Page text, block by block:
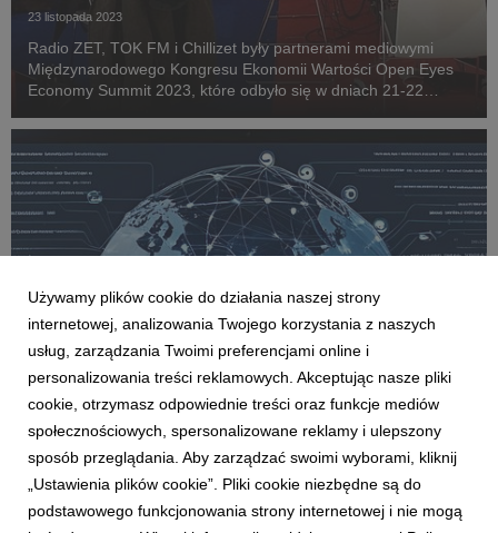
23 listopada 2023
Radio ZET, TOK FM i Chillizet były partnerami mediowymi
Międzynarodowego Kongresu Ekonomii Wartości Open Eyes
Economy Summit 2023, które odbyło się w dniach 21-22
AKTUALNOŚCI
Rafał Mandes szefem działu Biznes na
radiozet.pl
4 grudnia 2017
Były dyrektor pionu Biznes w Onecie, Rafał Mandes, został
Używamy plików cookie do działania naszej strony
internetowej, analizowania Twojego korzystania z naszych
usług, zarządzania Twoimi preferencjami online i
personalizowania treści reklamowych. Akceptując nasze pliki
cookie, otrzymasz odpowiednie treści oraz funkcje mediów
społecznościowych, spersonalizowane reklamy i ulepszony
sposób przeglądania. Aby zarządzać swoimi wyborami, kliknij
„Ustawienia plików cookie”. Pliki cookie niezbędne są do
podstawowego funkcjonowania strony internetowej i nie mogą